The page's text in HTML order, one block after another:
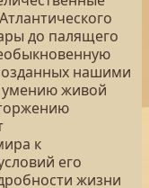
до палящего
нашими
умению живой
к
его
жизни